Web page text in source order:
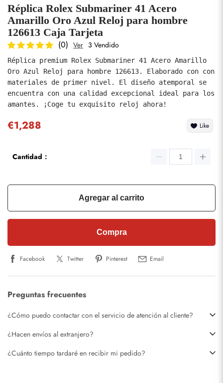
Réplica Rolex Submariner 41 Acero
Amarillo Oro Azul Reloj para hombre
126613 Caja Tarjeta
(0) Ver 3 Vendido
Réplica premium Rolex Submariner 41 Acero Amarillo
Oro Azul Reloj para hombre 126613. Elaborado con con
materiales de primer nivel. El diseño atemporal se
encuentra con una calidad excepcional ideal para los
amantes. ¡Coge tu exquisito reloj ahora!
€1,288 Like
Cantidad：
Agregar al carrito
Compra
Facebook Twitter Pinterest Email
Preguntas frecuentes
¿Cómo puedo contactar con el servicio de atención al cliente?
¿Hacen envíos al extranjero?
¿Cuánto tiempo tardaré en recibir mi pedido?
enviar